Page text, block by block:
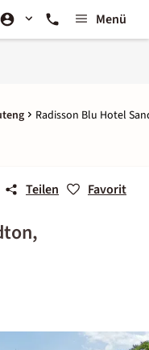
Menü
Radisson Blu Hotel
Teilen Favorit